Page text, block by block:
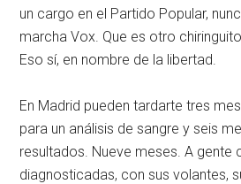
un cargo en el Partido Popular,
marcha Vox. Que es otro
Eso sí, en nombre de la libertad.
En Madrid pueden tardarte tres
para un análisis de sangre y seis
resultados. Nueve meses. A gente
diagnosticadas, con sus volantes,